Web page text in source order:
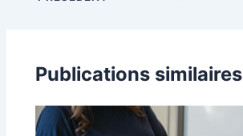
Publications similaires